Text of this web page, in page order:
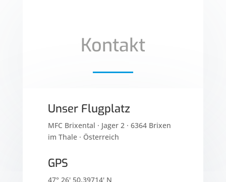
Kontakt
Unser Flugplatz
MFC Brixental · Jager 2 · 6364 Brixen
im Thale · Österreich
GPS
47° 26' 50,39714' N